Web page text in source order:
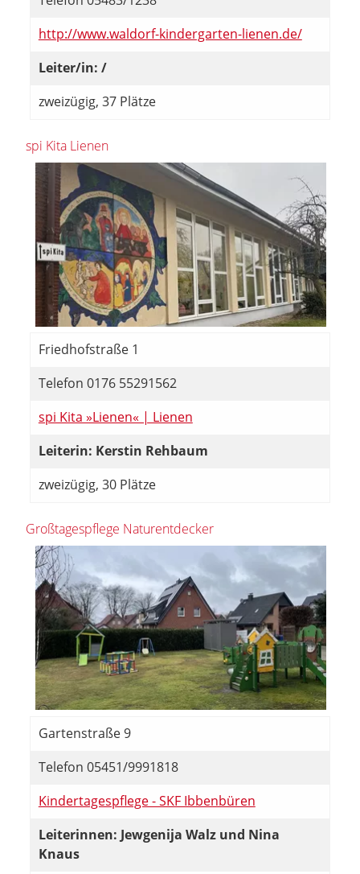
http://www.waldorf-kindergarten-lienen.de/
Leiter/in: /
zweizügig, 37 Plätze
spi Kita Lienen
Friedhofstraße 1
Telefon 0176 55291562
spi Kita »Lienen« | Lienen
Leiterin: Kerstin Rehbaum
zweizügig, 30 Plätze
Großtagespflege Naturentdecker
Gartenstraße 9
Telefon 05451/9991818
Kindertagespflege - SKF Ibbenbüren
Leiterinnen: Jewgenija Walz und Nina
Knaus